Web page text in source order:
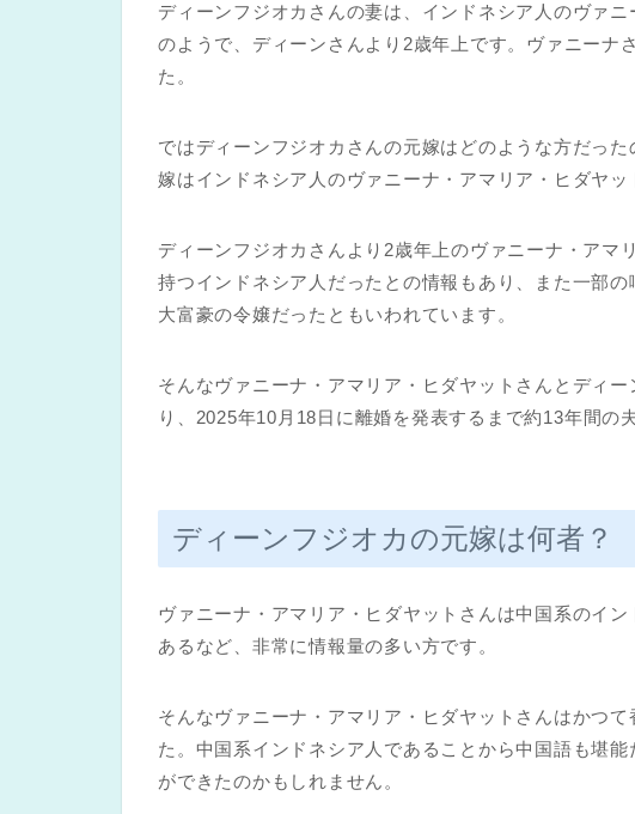
ディーンフジオカさんの妻は、インドネシア人のヴァ
のようで、ディーンさんより2歳年上です。ヴァニーナ
た。
ではディーンフジオカさんの元嫁はどのような方だっ
嫁はインドネシア人のヴァニーナ・アマリア・ヒダヤッ
ディーンフジオカさんより2歳年上のヴァニーナ・アマ
持つインドネシア人だったとの情報もあり、また一部
大富豪の令嬢だったともいわれています。
そんなヴァニーナ・アマリア・ヒダヤットさんとディ
り、2025年10月18日に離婚を発表するまで約13年間の
ディーンフジオカの元嫁は何者？
ヴァニーナ・アマリア・ヒダヤットさんは中国系のイ
あるなど、非常に情報量の多い方です。
そんなヴァニーナ・アマリア・ヒダヤットさんはかつ
た。中国系インドネシア人であることから中国語も堪
ができたのかもしれません。